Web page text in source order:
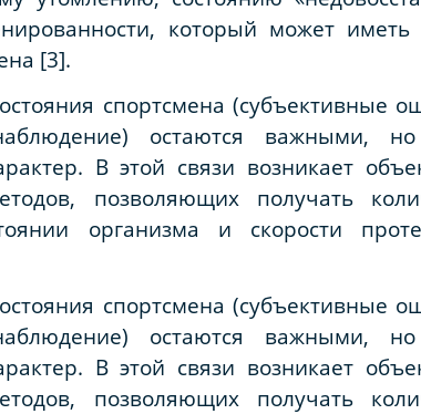
который может иметь
[3].
спортсмена (субъективные
остаются важными,
В этой связи возникает
позволяющих получать
организма и скорости
спортсмена (субъективные
остаются важными,
В этой связи возникает
позволяющих получать